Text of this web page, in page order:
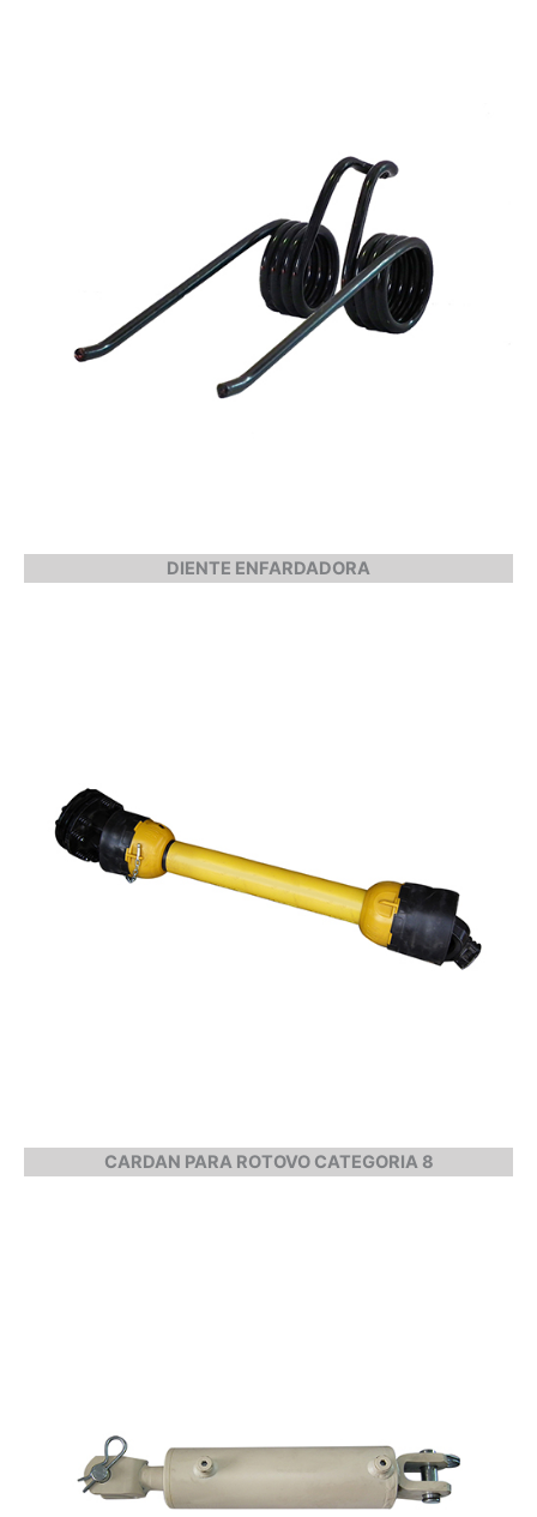
DIENTE ENFARDADORA
CARDAN PARA ROTOVO CATEGORIA 8